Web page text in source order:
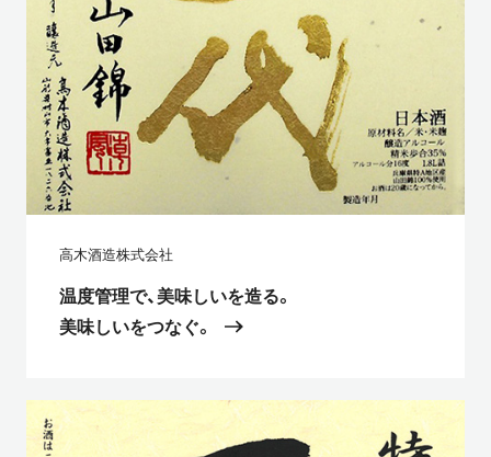
高木酒造株式会社
温度管理で、美味しいを造る。
美味しいをつなぐ。